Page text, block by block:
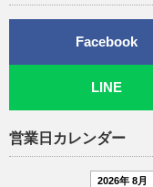
Facebook
LINE
営業日カレンダー
2026年 8月